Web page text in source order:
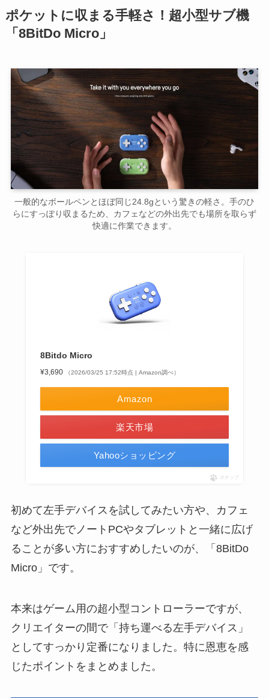
ポケットに収まる手軽さ！超小型サブ機
「8BitDo Micro」
一般的なボールペンとほぼ同じ24.8gという驚きの軽さ。手のひ
らにすっぽり収まるため、カフェなどの外出先でも場所を取らず
快適に作業できます。
8Bitdo Micro
¥3,690 （2026/03/25 17:52時点 | Amazon調べ）
Amazon
楽天市場
Yahooショッピング
ポチップ
初めて左手デバイスを試してみたい方や、カフェ
など外出先でノートPCやタブレットと一緒に広げ
ることが多い方におすすめしたいのが、「8BitDo
Micro」です。
本来はゲーム用の超小型コントローラーですが、
クリエイターの間で「持ち運べる左手デバイス」
としてすっかり定番になりました。特に恩恵を感
じたポイントをまとめました。